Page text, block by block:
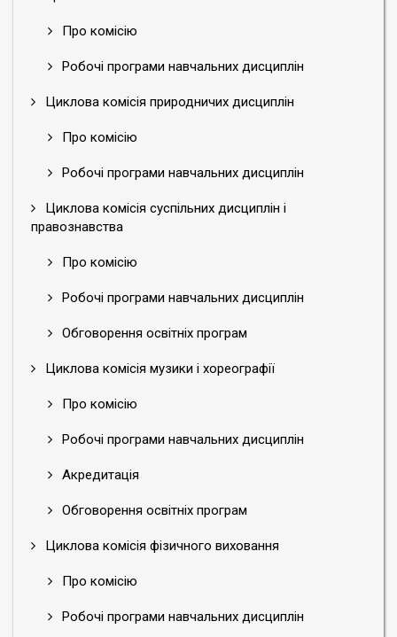
Про комісію
Робочі програми навчальних дисциплін
Циклова комісія природничих дисциплін
Про комісію
Робочі програми навчальних дисциплін
Циклова комісія суспільних дисциплін і
правознавства
Про комісію
Робочі програми навчальних дисциплін
Обговорення освітніх програм
Циклова комісія музики і хореографії
Про комісію
Робочі програми навчальних дисциплін
Акредитація
Обговорення освітніх програм
Циклова комісія фізичного виховання
Про комісію
Робочі програми навчальних дисциплін